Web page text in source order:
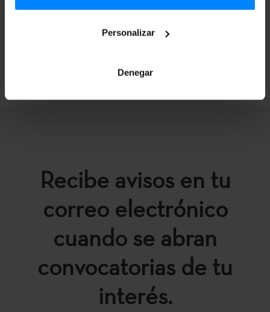
Personalizar
Denegar
Recibe avisos en tu
correo electrónico
cuando se abran
convocatorias de tu
interés.